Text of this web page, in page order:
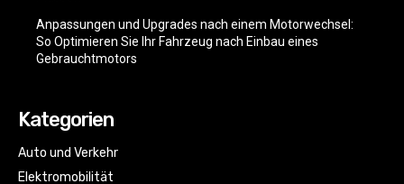
Anpassungen und Upgrades nach einem Motorwechsel:
So Optimieren Sie Ihr Fahrzeug nach Einbau eines
Gebrauchtmotors
Kategorien
Auto und Verkehr
Elektromobilität